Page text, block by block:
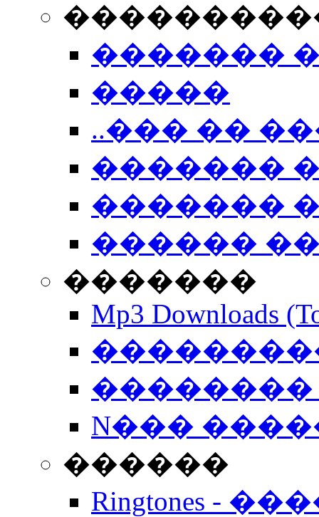
�������
�����
..��� ��
�������
�������
������
�������
Mp3 Downloads
��������
N���
������
Ringtones -